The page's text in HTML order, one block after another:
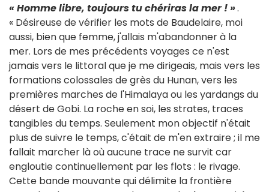
« Homme libre, toujours tu chériras la mer ! ».
« Désireuse de vérifier les mots de Baudelaire, moi
aussi, bien que femme, j'allais m'abandonner à la
mer. Lors de mes précédents voyages ce n'est
jamais vers le littoral que je me dirigeais, mais vers les
formations colossales de grès du Hunan, vers les
premières marches de l'Himalaya ou les yardangs du
désert de Gobi. La roche en soi, les strates, traces
tangibles du temps. Seulement mon objectif n'était
plus de suivre le temps, c'était de m'en extraire ; il me
fallait marcher là où aucune trace ne survit car
engloutie continuellement par les flots : le rivage.
Cette bande mouvante qui délimite la frontière